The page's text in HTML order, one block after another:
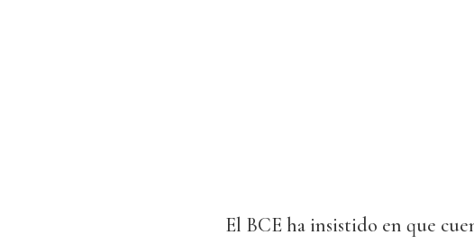
El BCE ha insistido en que